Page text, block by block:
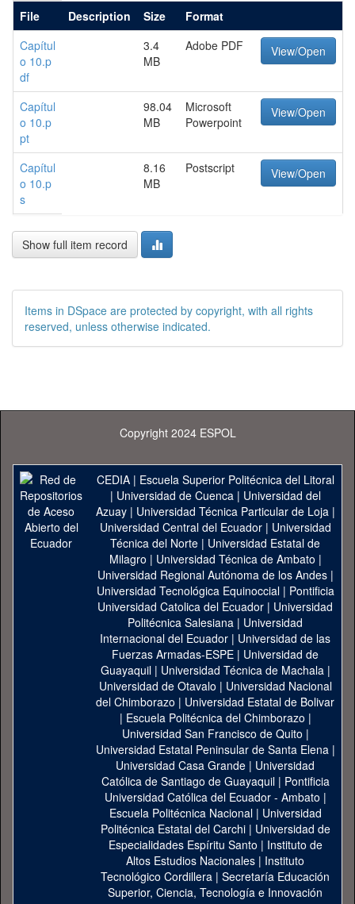
File Description Size
Format
Capítul
o 10.p
df
3.4
MB
Adobe PDF View/Open
Capítul
o 10.p
pt
98.04
MB
Microsoft
Powerpoint
View/Open
Capítul
o 10.p
s
8.16
MB
Postscript View/Open
Show full item record
Items in DSpace are protected by copyright, with all rights
reserved, unless otherwise indicated.
Copyright 2024 ESPOL
CEDIA| Escuela Superior Politécnica del Litoral
| Universidad de Cuenca| Universidad del
Azuay| Universidad Técnica Particular de Loja|
Universidad Central del Ecuador| Universidad
Técnica del Norte | Universidad Estatal de
Milagro | Universidad Técnica de Ambato |
Universidad Regional Autónoma de los Andes|
Universidad Tecnológica Equinoccial| Pontificia
Universidad Catolica del Ecuador | Universidad
Politécnica Salesiana | Universidad
Internacional del Ecuador | Universidad de las
Fuerzas Armadas-ESPE | Universidad de
Guayaquil| Universidad Técnica de Machala|
Universidad de Otavalo | Universidad Nacional
del Chimborazo | Universidad Estatal de Bolivar
| Escuela Politécnica del Chimborazo |
Universidad San Francisco de Quito |
Universidad Estatal Peninsular de Santa Elena|
Universidad Casa Grande | Universidad
Católica de Santiago de Guayaquil| Pontificia
Universidad Católica del Ecuador - Ambato |
Escuela Politécnica Nacional| Universidad
Politécnica Estatal del Carchi| Universidad de
Especialidades Espíritu Santo | Instituto de
Altos Estudios Nacionales | Instituto
Tecnológico Cordillera | Secretaría Educación
Superior, Ciencia, Tecnología e Innovación